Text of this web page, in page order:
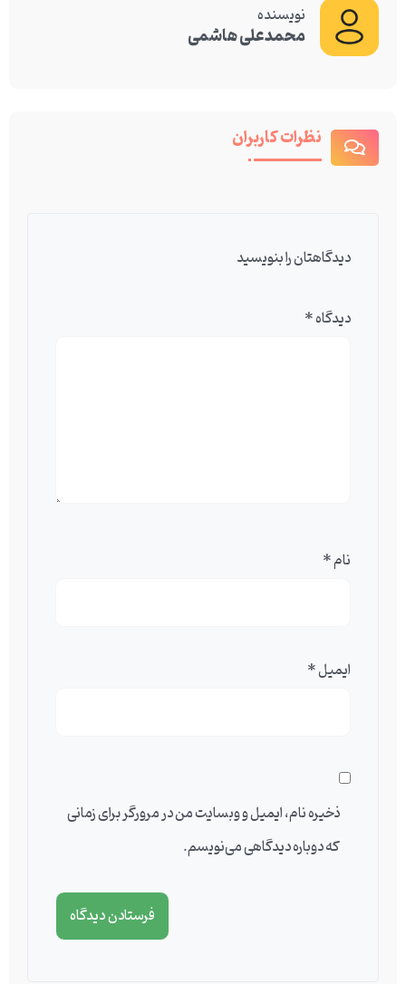
نویسنده
محمدعلی هاشمی
نظرات کاربران
دیدگاهتان را بنویسید
دیدگاه*
نام*
ایمیل*
ذخیره نام، ایمیل و وبسایت من در مرورگر برای زمانی
که دوباره دیدگاهی می‌نویسم.